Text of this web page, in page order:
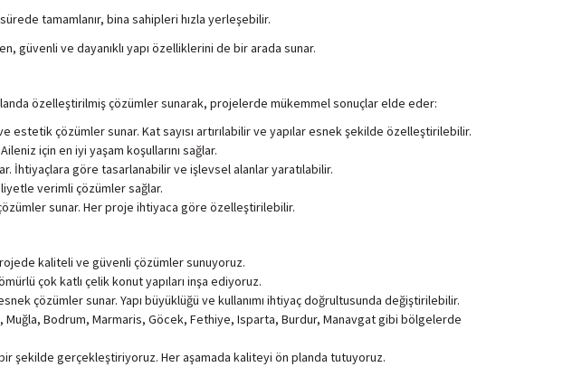
tamamlanır, bina sahipleri hızla yerleşebilir.
güvenli ve dayanıklı yapı özelliklerini de bir arada sunar.
özelleştirilmiş çözümler sunarak, projelerde mükemmel sonuçlar elde eder:
estetik çözümler sunar. Kat sayısı artırılabilir ve yapılar esnek şekilde özelleştirilebilir.
için en iyi yaşam koşullarını sağlar.
İhtiyaçlara göre tasarlanabilir ve işlevsel alanlar yaratılabilir.
verimli çözümler sağlar.
sunar. Her proje ihtiyaca göre özelleştirilebilir.
kaliteli ve güvenli çözümler sunuyoruz.
çok katlı çelik konut yapıları inşa ediyoruz.
çözümler sunar. Yapı büyüklüğü ve kullanımı ihtiyaç doğrultusunda değiştirilebilir.
Muğla, Bodrum, Marmaris, Göcek, Fethiye, Isparta, Burdur, Manavgat gibi bölgelerde
şekilde gerçekleştiriyoruz. Her aşamada kaliteyi ön planda tutuyoruz.